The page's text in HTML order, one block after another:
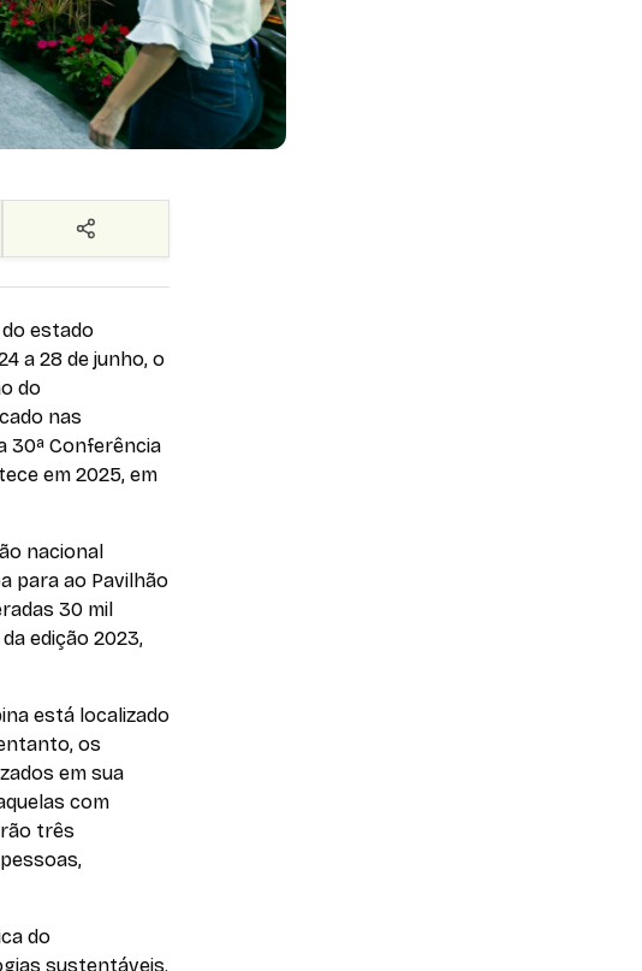
estado
a 28 de junho, o
do
nas
30ª Conferência
em 2025, em
nacional
para ao Pavilhão
30 mil
edição 2023,
está localizado
os
em sua
com
três
do
sustentáveis.